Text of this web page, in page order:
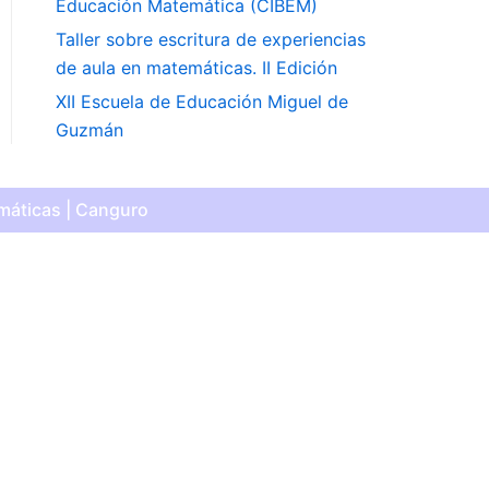
Educación Matemática (CIBEM)
Taller sobre escritura de experiencias
de aula en matemáticas. II Edición
XII Escuela de Educación Miguel de
Guzmán
| Canguro